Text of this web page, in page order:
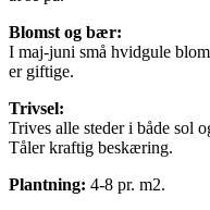
Blomst og bær:
I maj-juni små hvidgule
er giftige.
Trivsel:
Trives alle steder i både sol
Tåler kraftig beskæring.
Plantning: 4-8 pr. m2.